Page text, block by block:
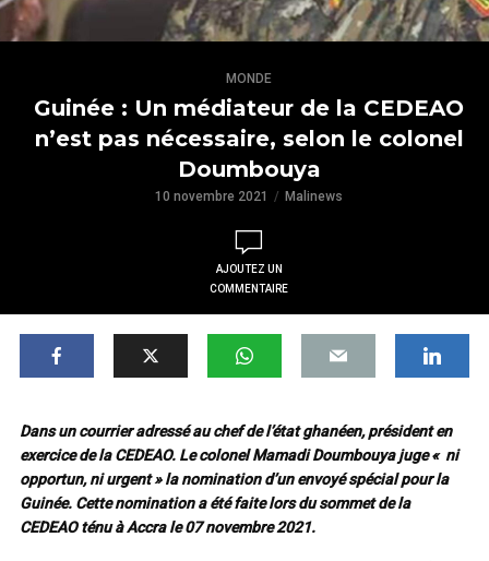
MONDE
Guinée : Un médiateur de la CEDEAO
n’est pas nécessaire, selon le colonel
Doumbouya
10 novembre 2021 Malinews
AJOUTEZ UN
COMMENTAIRE
Dans un courrier adressé au chef de l’état ghanéen, président en
exercice de la CEDEAO. Le colonel Mamadi Doumbouya juge « ni
opportun, ni urgent » la nomination d’un envoyé spécial pour la
Guinée. Cette nomination a été faite lors du sommet de la
CEDEAO ténu à Accra le 07 novembre 2021.